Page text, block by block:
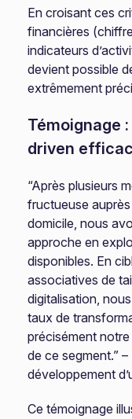
En croisant ces
financières
indicateurs
devient possible
extrêmement
Témoignage
driven
“Après plusieurs
fructueuse
domicile, nous
approche en
disponibles. En
associatives de
digitalisation,
taux de
précisément
de ce segment.”
développement
Ce témoignage